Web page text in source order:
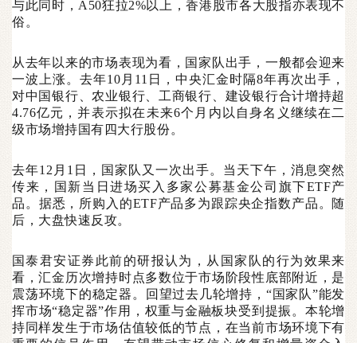
与此同时，A50狂拉2%以上，香港股市各大股指亦表现不
俗。
从去年以来的市场表现为看，国家队出手，一般都会迎来
一波上涨。去年10月11日，中央汇金时隔8年再次出手，
对中国银行、农业银行、工商银行、建设银行合计增持超
4.76亿元，并表示拟在未来6个月内以自身名义继续在二
级市场增持国有四大行股份。
去年12月1日，国家队又一次出手。当天下午，消息突然
传来，国新当日进场买入多家公募基金公司旗下ETF产
品。据悉，所购入的ETF产品多为跟踪央企指数产品。随
后，大盘快速反攻。
国泰君安证券此前的研报认为，从国家队的行为效果来
看，汇金历次增持时点多数位于市场阶段性底部附近，是
震荡环境下的稳定器。回望过去几轮增持，“国家队”能发
挥市场“稳定器”作用，权重与金融板块受到提振。本轮增
持同样发生于市场估值较低的节点，在当前市场环境下有